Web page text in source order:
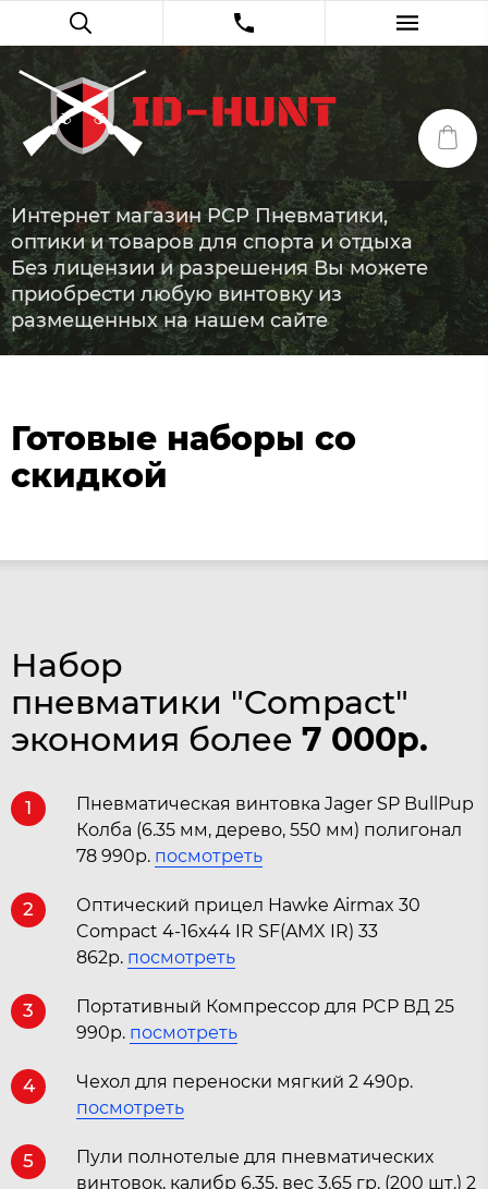
Интернет магазин PCP Пневматики,
оптики и товаров для спорта и отдыха
Без лицензии и разрешения Вы можете
приобрести любую винтовку из
размещенных на нашем сайте
Готовые наборы со
скидкой
Набор
пневматики "Compact"
экономия более 7 000р.
1
Пневматическая винтовка Jager SP BullPup
Колба (6.35 мм, дерево, 550 мм) полигонал
78 990р. посмотреть
2
Оптический прицел Hawke Airmax 30
Compact 4-16x44 IR SF(AMX IR) 33
862р. посмотреть
3
Портативный Компрессор для PCP ВД 25
990р. посмотреть
4
Чехол для переноски мягкий 2 490р.
посмотреть
5
Пули полнотелые для пневматических
винтовок, калибр 6.35, вес 3.65 гр. (200 шт.) 2